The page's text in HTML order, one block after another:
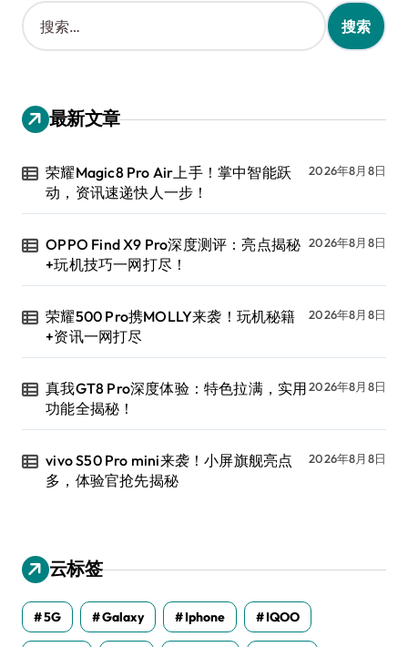
搜
索
：
最新文章
荣耀Magic8 Pro Air上手！掌中智能跃
动，资讯速递快人一步！
2026年8月8日
OPPO Find X9 Pro深度测评：亮点揭秘
+玩机技巧一网打尽！
2026年8月8日
荣耀500 Pro携MOLLY来袭！玩机秘籍
+资讯一网打尽
2026年8月8日
真我GT8 Pro深度体验：特色拉满，实用
功能全揭秘！
2026年8月8日
vivo S50 Pro mini来袭！小屏旗舰亮点
多，体验官抢先揭秘
2026年8月8日
云标签
5G Galaxy Iphone IQOO